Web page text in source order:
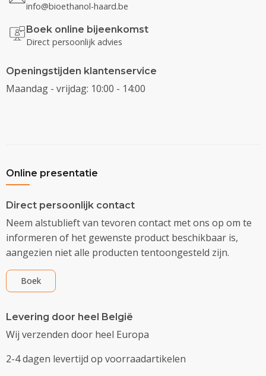
info@bioethanol-haard.be
Boek online bijeenkomst
Direct persoonlijk advies
Openingstijden klantenservice
Maandag - vrijdag: 10:00 - 14:00
Online presentatie
Direct persoonlijk contact
Neem alstublieft van tevoren contact met ons op om te
informeren of het gewenste product beschikbaar is,
aangezien niet alle producten tentoongesteld zijn.
Boek
Levering door heel België
Wij verzenden door heel Europa
2-4 dagen levertijd op voorraadartikelen